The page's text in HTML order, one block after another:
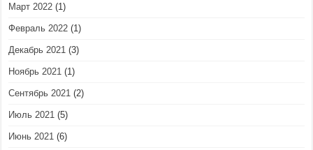
Март 2022 (1)
Февраль 2022 (1)
Декабрь 2021 (3)
Ноябрь 2021 (1)
Сентябрь 2021 (2)
Июль 2021 (5)
Июнь 2021 (6)